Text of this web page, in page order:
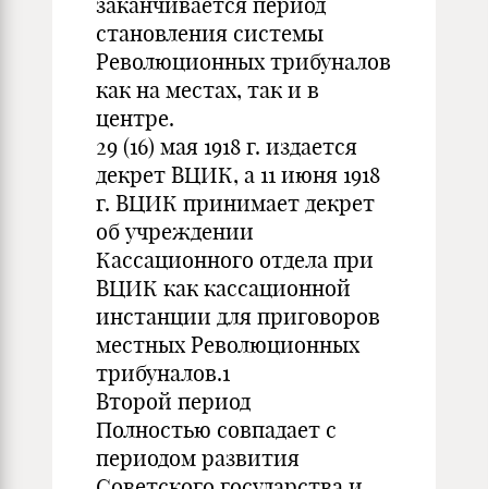
становления системы
Революционных трибуналов
как на местах, так и в
центре.
29 (16) мая 1918 г. издается
декрет ВЦИК, а 11 июня 1918
г. ВЦИК принимает декрет
об учреждении
Кассационного отдела при
ВЦИК как кассационной
инстанции для приговоров
местных Революционных
трибуналов.1
Второй период
Полностью совпадает с
периодом развития